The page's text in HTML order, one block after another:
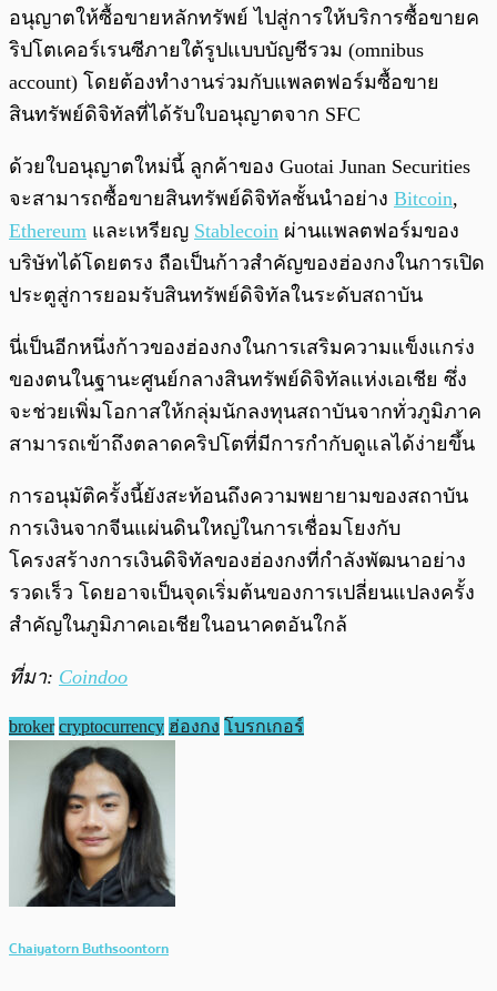
อนุญาตให้ซื้อขายหลักทรัพย์ ไปสู่การให้บริการซื้อขายค
ริปโตเคอร์เรนซีภายใต้รูปแบบบัญชีรวม (omnibus
account) โดยต้องทำงานร่วมกับแพลตฟอร์มซื้อขาย
สินทรัพย์ดิจิทัลที่ได้รับใบอนุญาตจาก SFC
ด้วยใบอนุญาตใหม่นี้ ลูกค้าของ Guotai Junan Securities
จะสามารถซื้อขายสินทรัพย์ดิจิทัลชั้นนำอย่าง Bitcoin,
Ethereum และเหรียญ Stablecoin ผ่านแพลตฟอร์มของ
บริษัทได้โดยตรง ถือเป็นก้าวสำคัญของฮ่องกงในการเปิด
ประตูสู่การยอมรับสินทรัพย์ดิจิทัลในระดับสถาบัน
นี่เป็นอีกหนึ่งก้าวของฮ่องกงในการเสริมความแข็งแกร่ง
ของตนในฐานะศูนย์กลางสินทรัพย์ดิจิทัลแห่งเอเชีย ซึ่ง
จะช่วยเพิ่มโอกาสให้กลุ่มนักลงทุนสถาบันจากทั่วภูมิภาค
สามารถเข้าถึงตลาดคริปโตที่มีการกำกับดูแลได้ง่ายขึ้น
การอนุมัติครั้งนี้ยังสะท้อนถึงความพยายามของสถาบัน
การเงินจากจีนแผ่นดินใหญ่ในการเชื่อมโยงกับ
โครงสร้างการเงินดิจิทัลของฮ่องกงที่กำลังพัฒนาอย่าง
รวดเร็ว โดยอาจเป็นจุดเริ่มต้นของการเปลี่ยนแปลงครั้ง
สำคัญในภูมิภาคเอเชียในอนาคตอันใกล้
ที่มา: Coindoo
broker cryptocurrency ฮ่องกง โบรกเกอร์
Chaiyatorn Buthsoontorn